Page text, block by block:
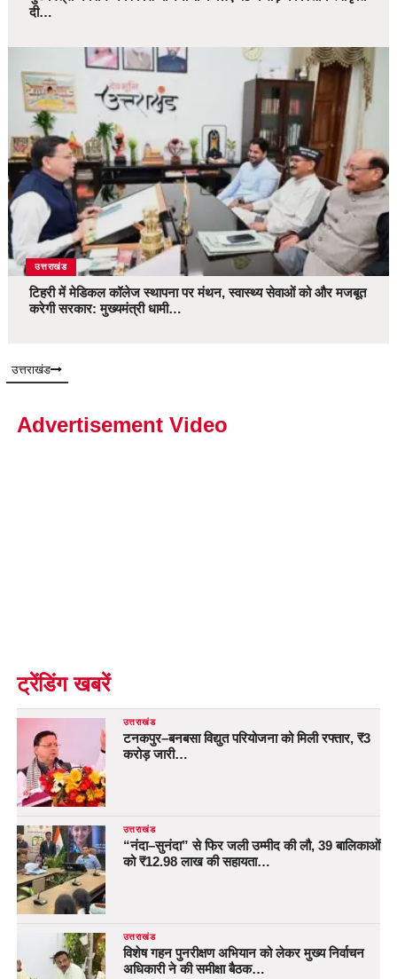
दी…
उत्तराखंड
टिहरी में मेडिकल कॉलेज स्थापना पर मंथन, स्वास्थ्य सेवाओं को और मजबूत
करेगी सरकार: मुख्यमंत्री धामी…
उत्तराखंड
Advertisement Video
ट्रेंडिंग खबरें
उत्तराखंड
टनकपुर–बनबसा विद्युत परियोजना को मिली रफ्तार, ₹3
करोड़ जारी…
उत्तराखंड
“नंदा–सुनंदा” से फिर जली उम्मीद की लौ, 39 बालिकाओं
को ₹12.98 लाख की सहायता…
उत्तराखंड
विशेष गहन पुनरीक्षण अभियान को लेकर मुख्य निर्वाचन
अधिकारी ने की समीक्षा बैठक…